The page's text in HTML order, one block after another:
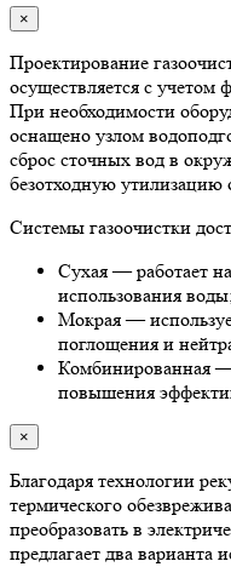
×
Проектирование
осуществляется с учетом
При необходимости
оснащено узлом
сброс сточных вод в
безотходную утилизацию
Системы газоочистки
Сухая — работает
использования
Мокрая —
поглощения и
Комбинированная —
повышения
×
Благодаря технологии
термического
преобразовать в
предлагает два варианта